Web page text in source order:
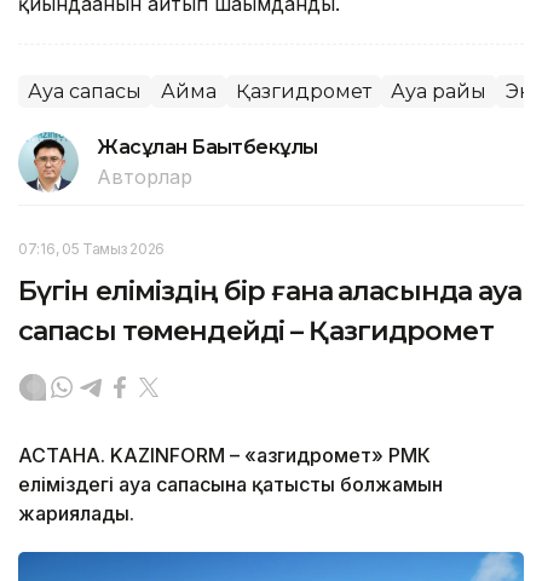
Ауа сапасы Аймақ Қазгидромет Ауа райы
Жасұлан Бақытбекұлы
Авторлар
07:16, 05 Тамыз 2026
Бүгін еліміздің бір ғана қаласында ауа
сапасы төмендейді – Қазгидромет
АСТАНА. KAZINFORM – «Қазгидромет» РМК
еліміздегі ауа сапасына қатысты болжамын
жариялады.